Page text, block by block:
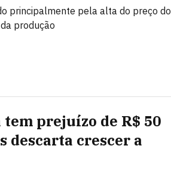
principalmente pela alta do preço do
produção
prejuízo de R$ 50
descarta crescer a